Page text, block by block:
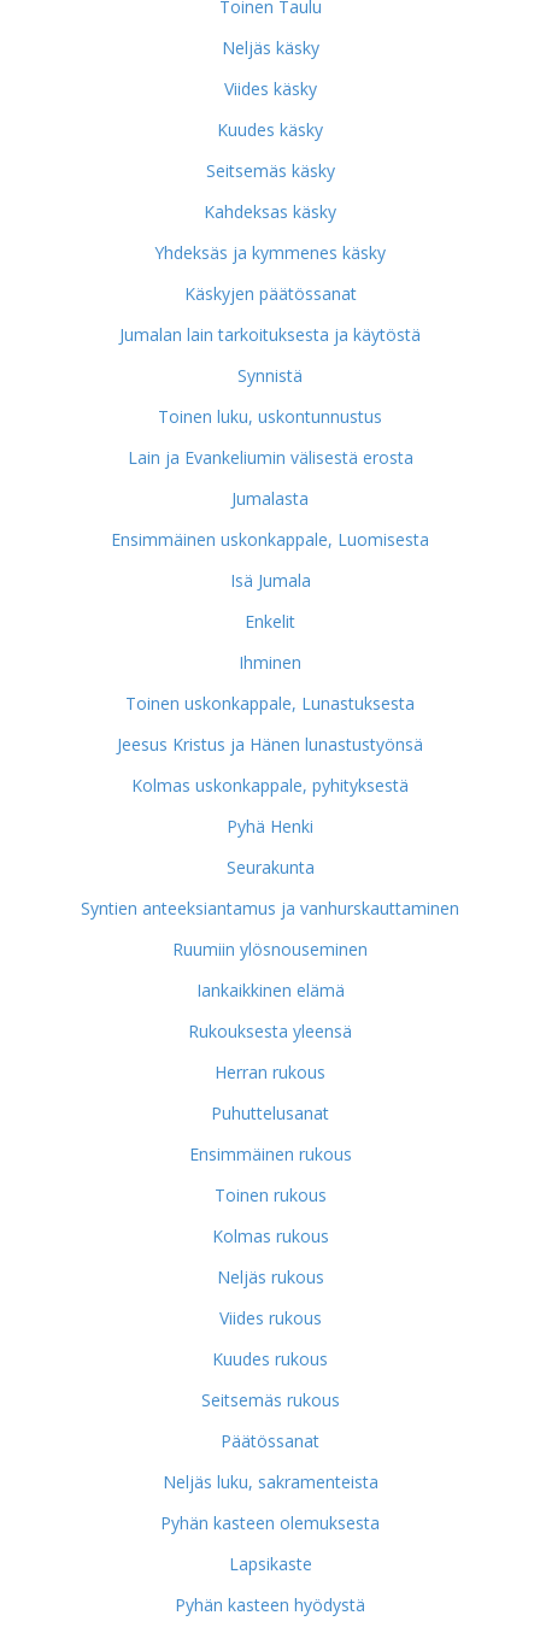
Toinen Taulu
Neljäs käsky
Viides käsky
Kuudes käsky
Seitsemäs käsky
Kahdeksas käsky
Yhdeksäs ja kymmenes käsky
Käskyjen päätössanat
Jumalan lain tarkoituksesta ja käytöstä
Synnistä
Toinen luku, uskontunnustus
Lain ja Evankeliumin välisestä erosta
Jumalasta
Ensimmäinen uskonkappale, Luomisesta
Isä Jumala
Enkelit
Ihminen
Toinen uskonkappale, Lunastuksesta
Jeesus Kristus ja Hänen lunastustyönsä
Kolmas uskonkappale, pyhityksestä
Pyhä Henki
Seurakunta
Syntien anteeksiantamus ja vanhurskauttaminen
Ruumiin ylösnouseminen
Iankaikkinen elämä
Rukouksesta yleensä
Herran rukous
Puhuttelusanat
Ensimmäinen rukous
Toinen rukous
Kolmas rukous
Neljäs rukous
Viides rukous
Kuudes rukous
Seitsemäs rukous
Päätössanat
Neljäs luku, sakramenteista
Pyhän kasteen olemuksesta
Lapsikaste
Pyhän kasteen hyödystä